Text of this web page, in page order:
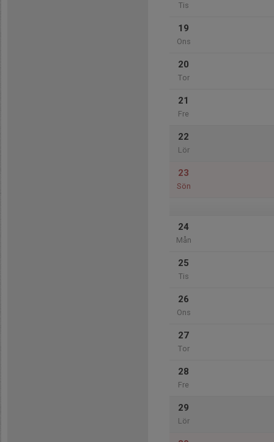
Tis
19
Ons
20
Tor
21
Fre
22
Lör
23
Sön
24
Mån
25
Tis
26
Ons
27
Tor
28
Fre
29
Lör